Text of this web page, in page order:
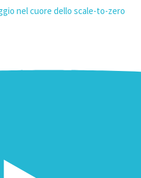
nel cuore dello scale-to-zero